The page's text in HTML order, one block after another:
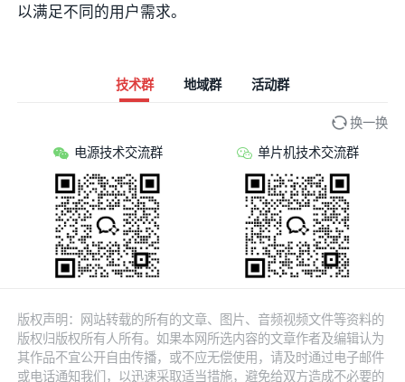
以满足不同的用户需求。
技术群 地域群 活动群
换一换
电源技术交流群 单片机技术交流群
版权声明：网站转载的所有的文章、图片、音频视频文件等资料的
版权归版权所有人所有。如果本网所选内容的文章作者及编辑认为
其作品不宜公开自由传播，或不应无偿使用，请及时通过电子邮件
或电话通知我们，以迅速采取适当措施，避免给双方造成不必要的